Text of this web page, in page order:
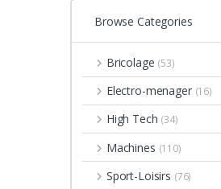
Browse Categories
Bricolage (53)
Electro-menager (16)
High Tech (34)
Machines (110)
Sport-Loisirs (76)